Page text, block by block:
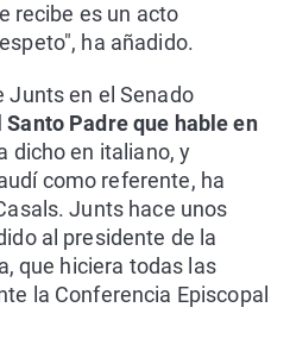
recibe es un acto
ha añadido.
Junts en el Senado
Padre que hable en
dicho en italiano, y
como referente, ha
Junts hace unos
al presidente de la
que hiciera todas las
la Conferencia Episcopal